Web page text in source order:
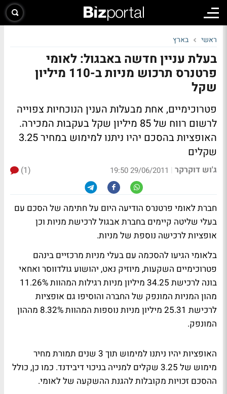
ראשי בארץ
בעלת עניין חדשה באבגול: לאומי
פרטנרס תרכוש מניות ב-110 מיליון
שקל
פטרוכימיים, אחת מבעלות הענין הנוכחיות צפוייה
לרשום רווח של 85 מיליון שקל בעקבות המכירה.
האופציות בהסכם יהיו ניתנו למימוש במחיר 3.25
שקלים
ג'וש דוקרקר |
29/06/2011 19:50
(1)
חברת לאומי פרטנרס הודיעה היום על חתימה של הסכם עם
בעלי שליטה קיימים בחברת אבגול לרכישת מניות וכן
אופציות לרכישה נוספת של מניות.
בלאומי הגיעו להסכמה עם בעלי מניות מרכזיים בינהם
פטרוכימיים השקעות, מיוזיק נאט, יהושוע גולדווסר ואחאי
בונה לרכישת 34.25 מיליון מניות רגילות המהוות 11.26%
מהון המניות המונפק של החברה והוסיפו גם אופציות
לרכישת 25.31 מיליון מניות נוספות המהוות 8.32% מההון
המונפק.
האופציות יהיו ניתנו למימוש תוך 3 שנים תמורת מחיר
מימוש של 3.25 שקלים למנייה בניכוי דיבידנד. כמו כן, כולל
ההסכם זכויות מקובלות להגנת ההשקעה של לאומי.